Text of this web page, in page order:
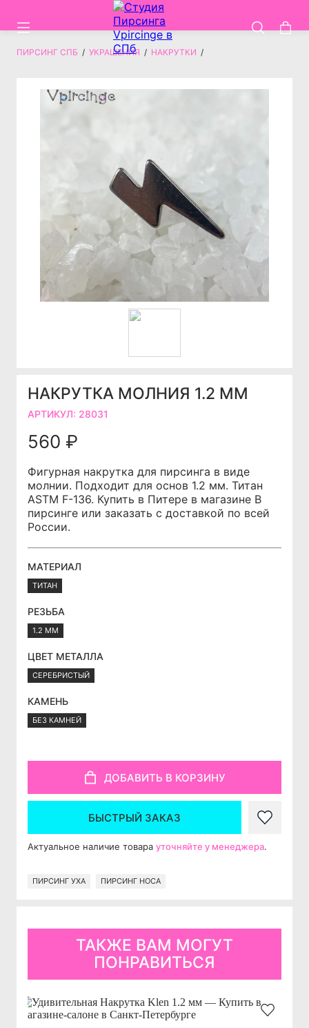
ПИРСИНГ СПБ / УКРАШЕНИЯ / НАКРУТКИ /
НАКРУТКА МОЛНИЯ 1.2 ММ
АРТИКУЛ: 28031
560 ₽
Фигурная накрутка для пирсинга в виде
молнии. Подходит для основ 1.2 мм. Титан
ASTM F-136. Купить в Питере в магазине В
пирсинге или заказать с доставкой по всей
России.
МАТЕРИАЛ
ТИТАН
РЕЗЬБА
1.2 ММ
ЦВЕТ МЕТАЛЛА
СЕРЕБРИСТЫЙ
КАМЕНЬ
БЕЗ КАМНЕЙ
ДОБАВИТЬ В КОРЗИНУ
БЫСТРЫЙ ЗАКАЗ
Актуальное наличие товара уточняйте у менеджера.
ПИРСИНГ УХА ПИРСИНГ НОСА
ТАКЖЕ ВАМ МОГУТ
ПОНРАВИТЬСЯ